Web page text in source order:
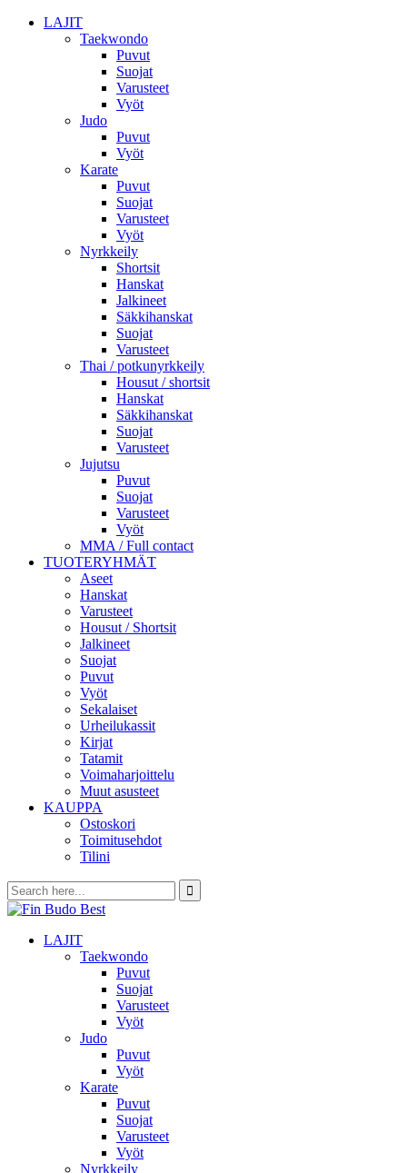
LAJIT
Taekwondo
Puvut
Suojat
Varusteet
Vyöt
Judo
Puvut
Vyöt
Karate
Puvut
Suojat
Varusteet
Vyöt
Nyrkkeily
Shortsit
Hanskat
Jalkineet
Säkkihanskat
Suojat
Varusteet
Thai / potkunyrkkeily
Housut / shortsit
Hanskat
Säkkihanskat
Suojat
Varusteet
Jujutsu
Puvut
Suojat
Varusteet
Vyöt
MMA / Full contact
TUOTERYHMÄT
Aseet
Hanskat
Varusteet
Housut / Shortsit
Jalkineet
Suojat
Puvut
Vyöt
Sekalaiset
Urheilukassit
Kirjat
Tatamit
Voimaharjoittelu
Muut asusteet
KAUPPA
Ostoskori
Toimitusehdot
Tilini
LAJIT
Taekwondo
Puvut
Suojat
Varusteet
Vyöt
Judo
Puvut
Vyöt
Karate
Puvut
Suojat
Varusteet
Vyöt
Nyrkkeily